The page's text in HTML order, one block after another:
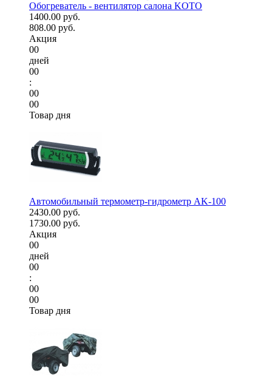
Обогреватель - вентилятор салона KOTO
1400.00 руб.
808.00 руб.
Акция
00
дней
00
:
00
00
Товар дня
Автомобильный термометр-гидрометр AK-100
2430.00 руб.
1730.00 руб.
Акция
00
дней
00
:
00
00
Товар дня